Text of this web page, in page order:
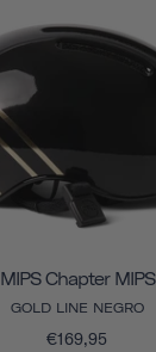
MIPS Chapter MIPS
GOLD LINE NEGRO
€169,95